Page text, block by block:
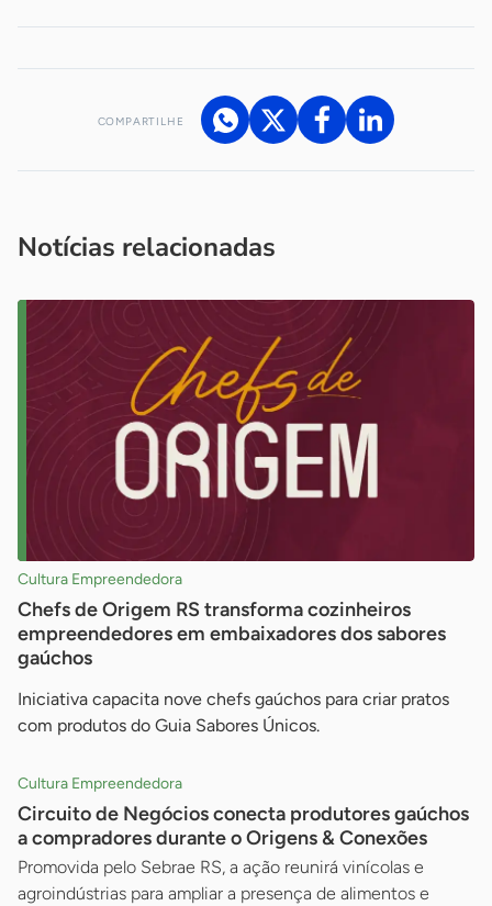
COMPARTILHE
Notícias relacionadas
Cultura Empreendedora
Chefs de Origem RS transforma cozinheiros
empreendedores em embaixadores dos sabores
gaúchos
Iniciativa capacita nove chefs gaúchos para criar pratos
com produtos do Guia Sabores Únicos.
Cultura Empreendedora
Circuito de Negócios conecta produtores gaúchos
a compradores durante o Origens & Conexões
Promovida pelo Sebrae RS, a ação reunirá vinícolas e
agroindústrias para ampliar a presença de alimentos e